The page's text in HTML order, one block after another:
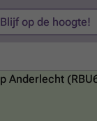
Blijf op de hoogte!